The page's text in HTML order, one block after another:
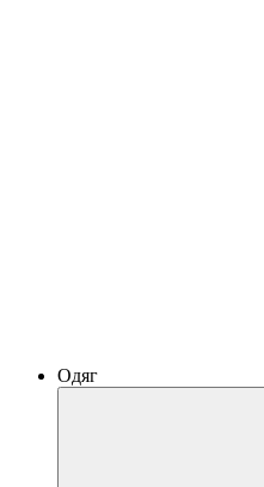
Одяг